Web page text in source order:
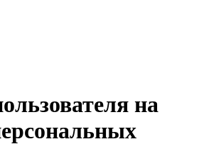
на